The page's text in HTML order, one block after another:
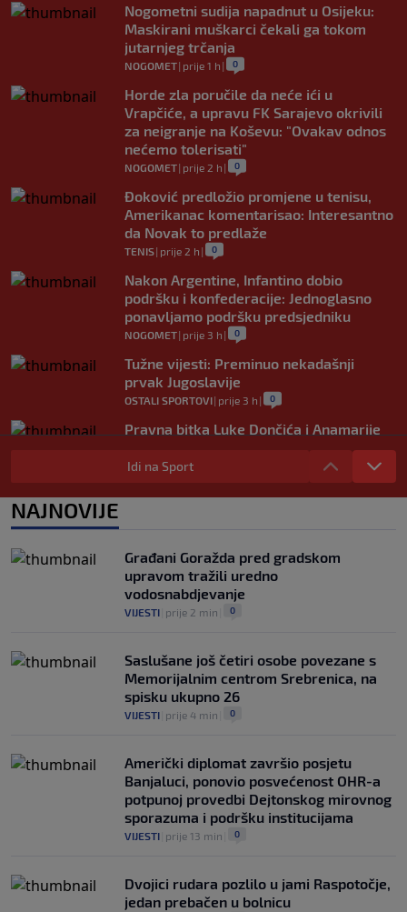
Nogometni sudija napadnut u Osijeku:
Maskirani muškarci čekali ga tokom
jutarnjeg trčanja
NOGOMET| prije 1 h | 0
Horde zla poručile da neće ići u
Vrapčiće, a upravu FK Sarajevo okrivili
za neigranje na Koševu: "Ovakav odnos
nećemo tolerisati"
NOGOMET| prije 2 h | 0
Đoković predložio promjene u tenisu,
Amerikanac komentarisao: Interesantno
da Novak to predlaže
TENIS| prije 2 h | 0
Nakon Argentine, Infantino dobio
podršku i konfederacije: Jednoglasno
ponavljamo podršku predsjedniku
NOGOMET| prije 3 h | 0
Tužne vijesti: Preminuo nekadašnji
prvak Jugoslavije
OSTALI SPORTOVI| prije 3 h | 0
Pravna bitka Luke Dončića i Anamarije
Goltes seli se u Sloveniju: Spominje se
čak 50 miliona dolara
Grbavici
prije 4 h
Idi na Sport
NAJNOVIJE
Građani Goražda pred gradskom
upravom tražili uredno
vodosnabdjevanje
VIJESTI prije 2 min 0
Saslušane još četiri osobe povezane s
Memorijalnim centrom Srebrenica, na
spisku ukupno 26
VIJESTI prije 4 min 0
Američki diplomat završio posjetu
Banjaluci, ponovio posvećenost OHR-a
potpunoj provedbi Dejtonskog mirovnog
sporazuma i podršku institucijama
VIJESTI prije 13 min 0
Dvojici rudara pozlilo u jami Raspotočje,
jedan prebačen u bolnicu